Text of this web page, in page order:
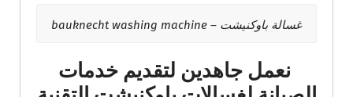
غسالة باوكنيشت – bauknecht washing machine
نعمل جاهدين لتقديم خدمات